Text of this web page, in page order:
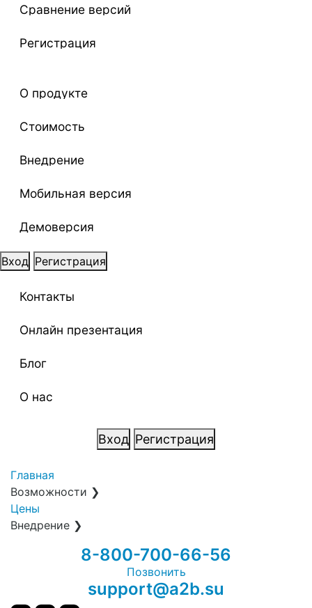
Сравнение версий
Регистрация
О продукте
Стоимость
Внедрение
Мобильная версия
Демоверсия
Вход Регистрация
Контакты
Онлайн презентация
Блог
О нас
Вход Регистрация
Главная
Возможности ❯
Цены
Внедрение ❯
8-800-700-66-56
Позвонить
support@a2b.su